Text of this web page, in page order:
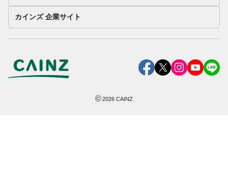
カインズ 企業サイト
©2026 CAINZ